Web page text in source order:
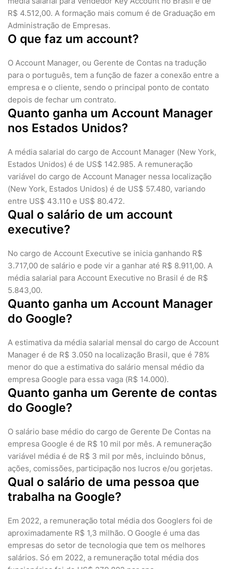
R$ 4.512,00. A formação mais comum é de Graduação em
Administração de Empresas.
O que faz um account?
O Account Manager, ou Gerente de Contas na tradução
para o português, tem a função de fazer a conexão entre a
empresa e o cliente, sendo o principal ponto de contato
depois de fechar um contrato.
Quanto ganha um Account Manager
nos Estados Unidos?
A média salarial do cargo de Account Manager (New York,
Estados Unidos) é de US$ 142.985. A remuneração
variável do cargo de Account Manager nessa localização
(New York, Estados Unidos) é de US$ 57.480, variando
entre US$ 43.110 e US$ 80.472.
Qual o salário de um account
executive?
No cargo de Account Executive se inicia ganhando R$
3.717,00 de salário e pode vir a ganhar até R$ 8.911,00. A
média salarial para Account Executive no Brasil é de R$
5.843,00.
Quanto ganha um Account Manager
do Google?
A estimativa da média salarial mensal do cargo de Account
Manager é de R$ 3.050 na localização Brasil, que é 78%
menor do que a estimativa do salário mensal médio da
empresa Google para essa vaga (R$ 14.000).
Quanto ganha um Gerente de contas
do Google?
O salário base médio do cargo de Gerente De Contas na
empresa Google é de R$ 10 mil por mês. A remuneração
variável média é de R$ 3 mil por mês, incluindo bônus,
ações, comissões, participação nos lucros e/ou gorjetas.
Qual o salário de uma pessoa que
trabalha na Google?
Em 2022, a remuneração total média dos Googlers foi de
aproximadamente R$ 1,3 milhão. O Google é uma das
empresas do setor de tecnologia que tem os melhores
salários. Só em 2022, a remuneração total média dos